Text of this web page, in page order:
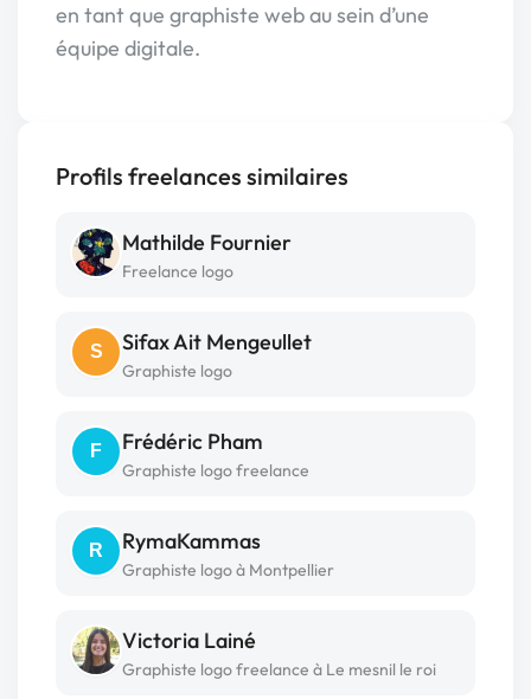
en tant que graphiste web au sein d’une
équipe digitale.
Profils freelances similaires
Mathilde Fournier
Freelance logo
S Sifax Ait Mengeullet
Graphiste logo
F Frédéric Pham
Graphiste logo freelance
R RymaKammas
Graphiste logo à Montpellier
Victoria Lainé
Graphiste logo freelance à Le mesnil le roi